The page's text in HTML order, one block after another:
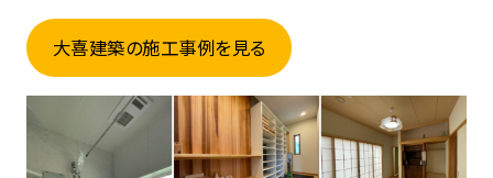
大喜建築の施工事例を見る